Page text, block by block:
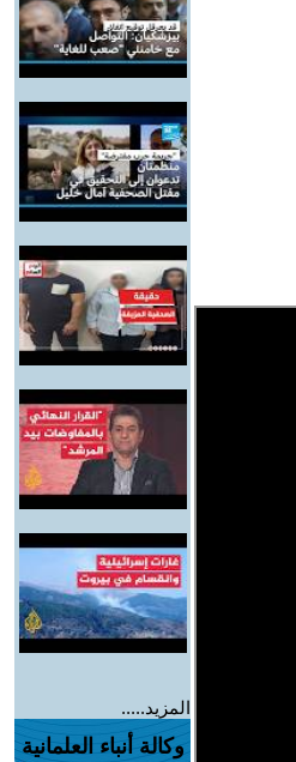
المزيد.....
وكالة أنباء العلمانية